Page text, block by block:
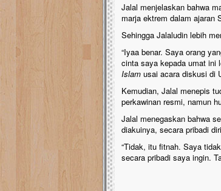
Jalal menjelaskan bahwa
marja ektrem dalam ajaran
Sehingga Jalaludin lebih
“Iyaa benar. Saya orang
cinta saya kepada umat ini
Islam usai acara diskusi di
Kemudian, Jalal menepis
perkawinan resmi, namun
Jalal menegaskan bahwa
diakuinya, secara pribadi
“Tidak, itu fitnah. Saya
secara pribadi saya ingin.